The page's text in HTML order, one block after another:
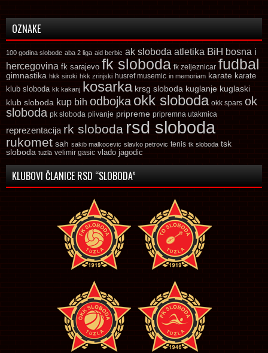
OZNAKE
100 godina slobode aba 2 liga aid berbic ak sloboda atletika BiH bosna i
hercegovina fk sarajevo fk sloboda fk zeljeznicar fudbal
gimnastika hkk siroki hkk zrinjski husref musemic in memoriam karate karate
klub sloboda kk kakanj kosarka krsg sloboda kuglanje kuglaski
klub sloboda kup bih odbojka okk sloboda okk spars ok
sloboda pk sloboda plivanje pripreme pripremna utakmica
reprezentacija rk sloboda rsd sloboda
rukomet sah sakib malkocevic slavko petrovic tenis tk sloboda tsk
sloboda tuzla velimir gasic vlado jagodic
KLUBOVI ČLANICE RSD “SLOBODA”